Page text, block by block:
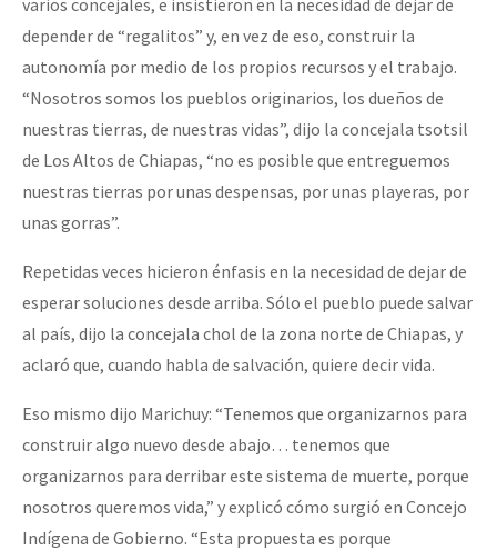
depender de “regalitos” y, en vez de eso, construir la
autonomía por medio de los propios recursos y el trabajo.
“Nosotros somos los pueblos originarios, los dueños de
nuestras tierras, de nuestras vidas”, dijo la concejala tsotsil
de Los Altos de Chiapas, “no es posible que entreguemos
nuestras tierras por unas despensas, por unas playeras, por
unas gorras”.
Repetidas veces hicieron énfasis en la necesidad de dejar de
esperar soluciones desde arriba. Sólo el pueblo puede salvar
al país, dijo la concejala chol de la zona norte de Chiapas, y
aclaró que, cuando habla de salvación, quiere decir vida.
Eso mismo dijo Marichuy: “Tenemos que organizarnos para
construir algo nuevo desde abajo… tenemos que
organizarnos para derribar este sistema de muerte, porque
nosotros queremos vida,” y explicó cómo surgió en Concejo
Indígena de Gobierno. “Esta propuesta es porque